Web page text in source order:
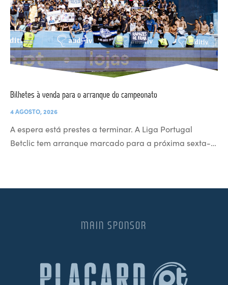
Bilhetes à venda para o arranque do campeonato
4 AGOSTO, 2026
A espera está prestes a terminar. A Liga Portugal
Betclic tem arranque marcado para a próxima sexta-…
MAIN SPONSOR